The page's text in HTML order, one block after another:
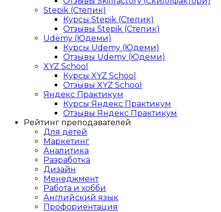
Stepik (Степик)
Курсы Stepik (Степик)
Отзывы Stepik (Степик)
Udemy (Юдеми)
Курсы Udemy (Юдеми)
Отзывы Udemy (Юдеми)
XYZ School
Курсы XYZ School
Отзывы XYZ School
Яндекс Практикум
Курсы Яндекс Практикум
Отзывы Яндекс Практикум
Рейтинг преподавателей
Для детей
Маркетинг
Аналитика
Разработка
Дизайн
Менеджмент
Работа и хобби
Английский язык
Профориентация